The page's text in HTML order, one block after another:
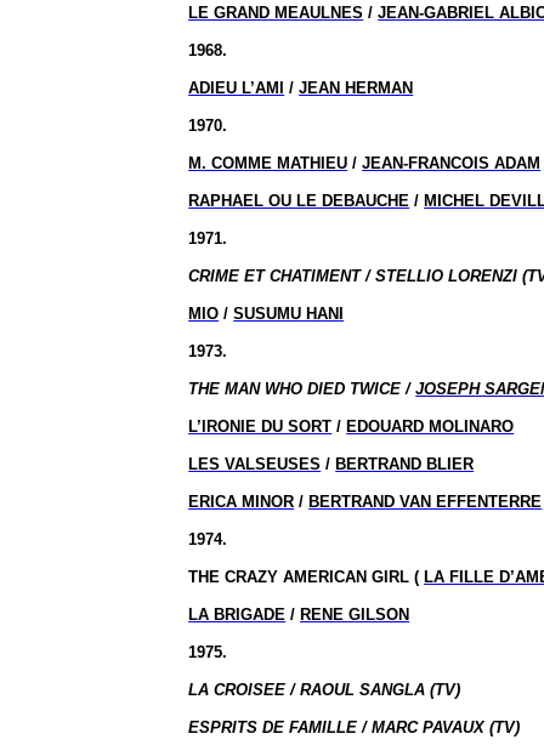
LE GRAND MEAULNES /JEAN-GABRIEL
1968.
ADIEU L’AMI /JEAN HERMAN
1970.
M. COMME MATHIEU /JEAN-FRANCOIS ADAM
RAPHAEL OU LE DEBAUCHE / MICHEL
1971.
CRIME ET CHATIMENT / STELLIO LORENZI
MIO /SUSUMU HANI
1973.
THE MAN WHO DIED TWICE /JOSEPH
L’IRONIE DU SORT / EDOUARD MOLINARO
LES VALSEUSES / BERTRAND BLIER
ERICA MINOR / BERTRAND VAN EFFENTERRE
1974.
THE CRAZY AMERICAN GIRL ( LA FILLE
LA BRIGADE / RENE GILSON
1975.
LA CROISEE / RAOUL SANGLA (TV)
ESPRITS DE FAMILLE / MARC PAVAUX (TV)